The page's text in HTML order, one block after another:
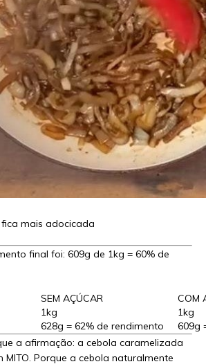
mais adocicada
final foi: 609g de 1kg = 60% de
SEM AÇÚCAR
COM
1kg
1kg
628g = 62% de rendimento
609g
a afirmação: a cebola caramelizada
MITO. Porque a cebola naturalmente